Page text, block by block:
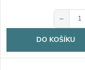
−
DO KOŠÍKU